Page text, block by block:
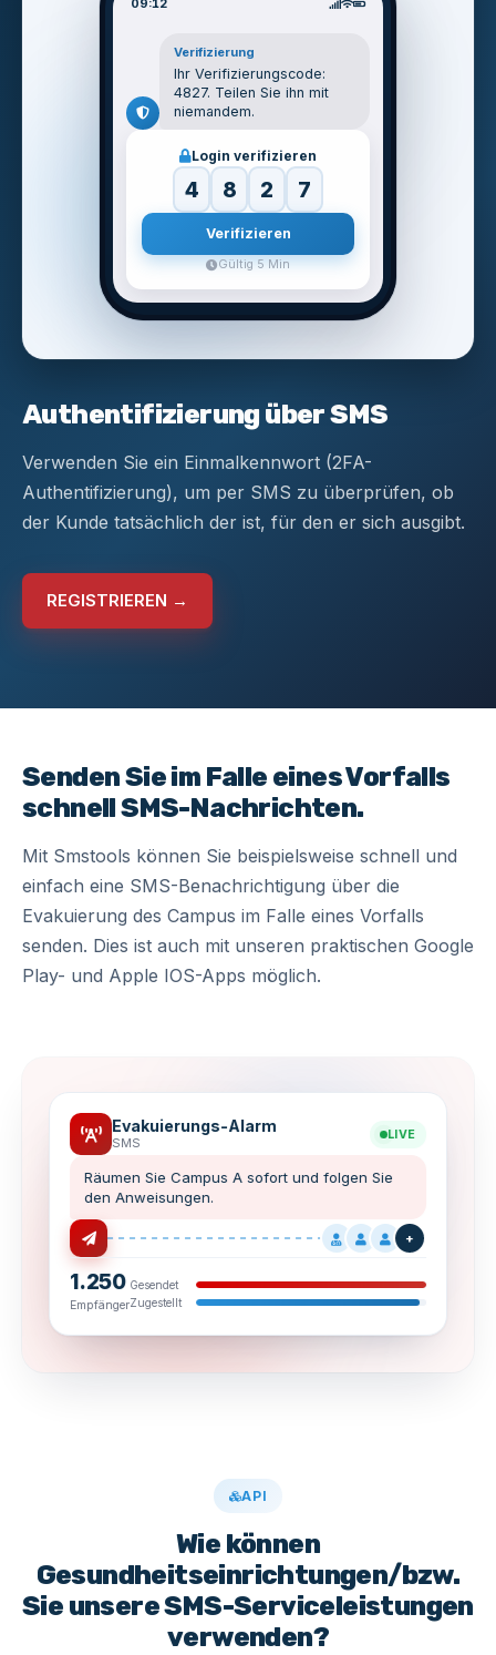
09:12
Verifizierung
Ihr Verifizierungscode:
4827. Teilen Sie ihn mit
niemandem.
Login verifizieren
4 8 2 7
Verifizieren
Gültig 5 Min
Authentifizierung über SMS
Verwenden Sie ein Einmalkennwort (2FA-
Authentifizierung), um per SMS zu überprüfen, ob
der Kunde tatsächlich der ist, für den er sich ausgibt.
REGISTRIEREN →
Senden Sie im Falle eines Vorfalls
schnell SMS-Nachrichten.
Mit Smstools können Sie beispielsweise schnell und
einfach eine SMS-Benachrichtigung über die
Evakuierung des Campus im Falle eines Vorfalls
senden. Dies ist auch mit unseren praktischen Google
Play- und Apple IOS-Apps möglich.
Evakuierungs-Alarm
SMS
LIVE
Räumen Sie Campus A sofort und folgen Sie
den Anweisungen.
+
1.250
Empfänger
Gesendet
Zugestellt
API
Wie können
Gesundheitseinrichtungen/bzw.
Sie unsere SMS-Serviceleistungen
verwenden?